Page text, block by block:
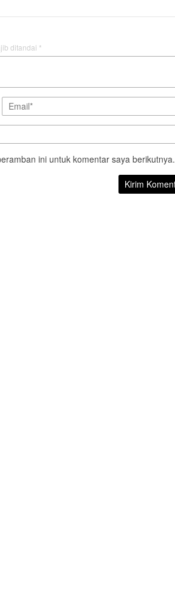
ditandai *
ini untuk komentar saya berikutnya.